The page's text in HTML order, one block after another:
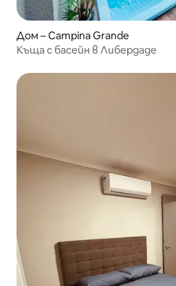
Дом – Campina Grande
Къща с басейн в Либердаде